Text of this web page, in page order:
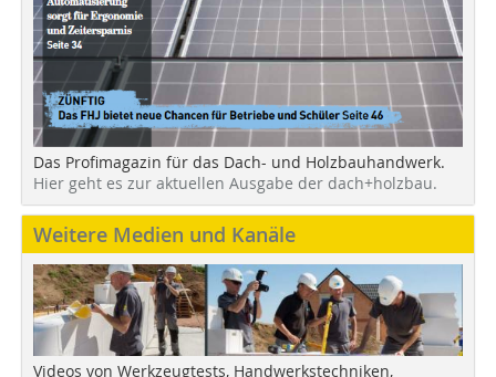
Das Profimagazin für das Dach- und Holzbauhandwerk.
Hier geht es zur aktuellen Ausgabe der dach+holzbau.
Weitere Medien und Kanäle
Videos von Werkzeugtests, Handwerkstechniken,